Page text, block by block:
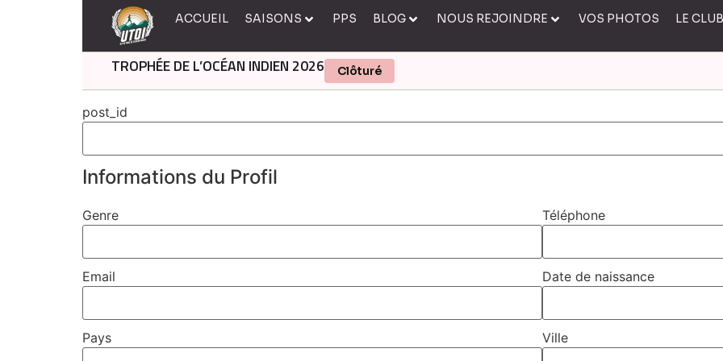
ACCUEIL SAISONS PPS BLOG NOUS REJOINDRE VOS PHOTOS LE CLUB
TROPHÉE DE L’OCÉAN INDIEN 2026 Clôturé
post_id
Informations du Profil
Genre
Email
Pays
Téléphone
Date de naissance
Ville